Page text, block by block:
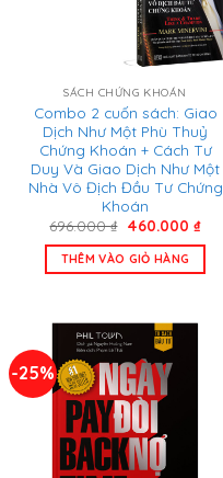
SÁCH CHỨNG KHOÁN
Combo 2 cuốn sách: Giao
Dịch Như Một Phù Thuỷ
Chứng Khoán + Cách Tư
Duy Và Giao Dịch Như Một
Nhà Vô Địch Đầu Tư Chứng
Khoán
696.000₫ Giá
là:
696.000 ₫.
460.000 ₫Giá
tại
THÊM VÀO GIỎ HÀNG
-25%